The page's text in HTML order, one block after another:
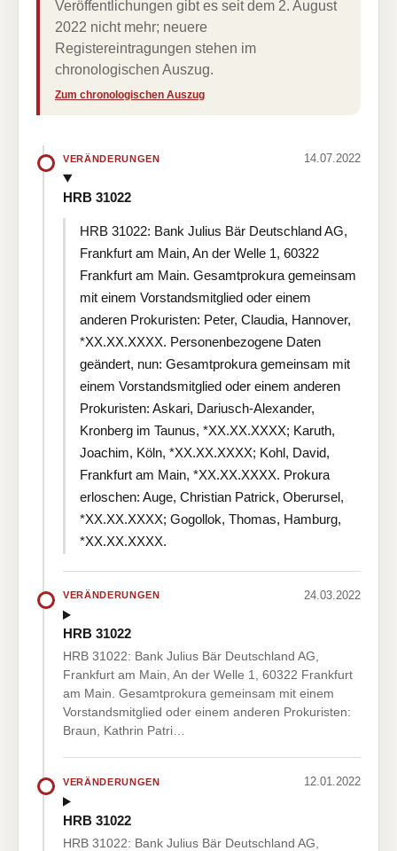
Veröffentlichungen gibt es seit dem 2. August
2022 nicht mehr; neuere
Registereintragungen stehen im
chronologischen Auszug.
Zum chronologischen Auszug
VERÄNDERUNGEN 14.07.2022
HRB 31022
HRB 31022: Bank Julius Bär Deutschland AG,
Frankfurt am Main, An der Welle 1, 60322
Frankfurt am Main. Gesamtprokura gemeinsam
mit einem Vorstandsmitglied oder einem
anderen Prokuristen: Peter, Claudia, Hannover,
*XX.XX.XXXX. Personenbezogene Daten
geändert, nun: Gesamtprokura gemeinsam mit
einem Vorstandsmitglied oder einem anderen
Prokuristen: Askari, Dariusch-Alexander,
Kronberg im Taunus, *XX.XX.XXXX; Karuth,
Joachim, Köln, *XX.XX.XXXX; Kohl, David,
Frankfurt am Main, *XX.XX.XXXX. Prokura
erloschen: Auge, Christian Patrick, Oberursel,
*XX.XX.XXXX; Gogollok, Thomas, Hamburg,
*XX.XX.XXXX.
VERÄNDERUNGEN 24.03.2022
HRB 31022
HRB 31022: Bank Julius Bär Deutschland AG,
Frankfurt am Main, An der Welle 1, 60322 Frankfurt
am Main. Gesamtprokura gemeinsam mit einem
Vorstandsmitglied oder einem anderen Prokuristen:
Braun, Kathrin Patri…
VERÄNDERUNGEN 12.01.2022
HRB 31022
HRB 31022: Bank Julius Bär Deutschland AG,